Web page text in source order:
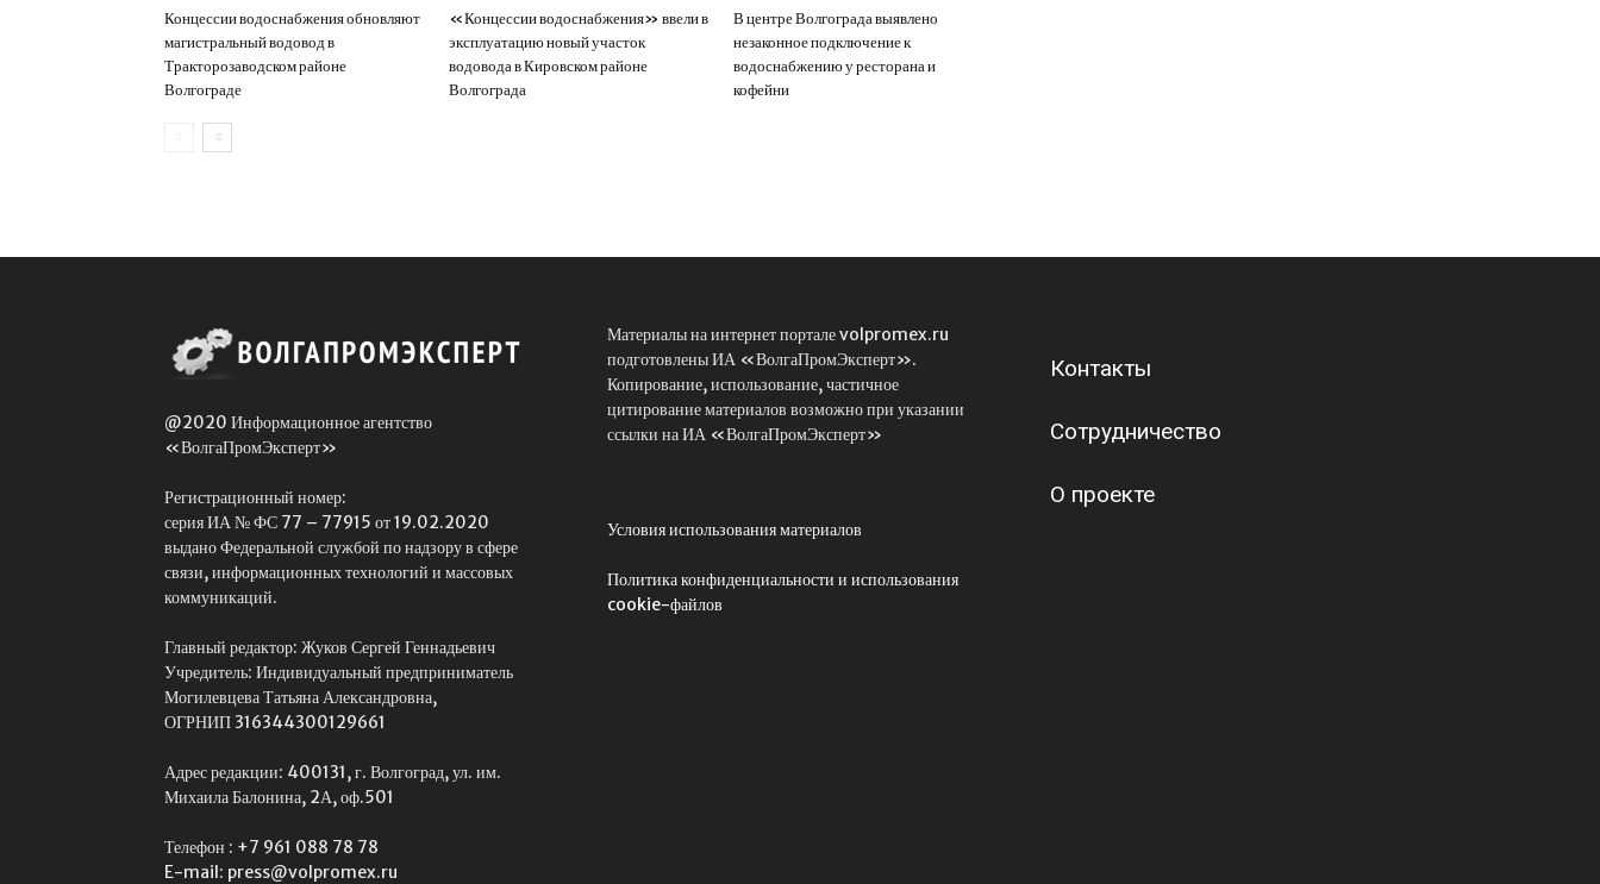
Концессии водоснабжения обновляют
магистральный водовод в
Тракторозаводском районе
Волгограде
«Концессии водоснабжения» ввели в
эксплуатацию новый участок
водовода в Кировском районе
Волгограда
В центре Волгограда выявлено
незаконное подключение к
водоснабжению у ресторана и
кофейни
@2020 Информационное агентство
«ВолгаПромЭксперт»
Регистрационный номер:
серия ИА № ФС 77 – 77915 от 19.02.2020
выдано Федеральной службой по надзору в сфере
связи, информационных технологий и массовых
коммуникаций.
Главный редактор: Жуков Сергей Геннадьевич
Учредитель: Индивидуальный предприниматель
Могилевцева Татьяна Александровна,
ОГРНИП 316344300129661
Адрес редакции: 400131, г. Волгоград, ул. им.
Михаила Балонина, 2А, оф.501
Телефон : +7 961 088 78 78
E-mail: press@volpromex.ru
Материалы на интернет портале volpromex.ru
подготовлены ИА «ВолгаПромЭксперт».
Копирование, использование, частичное
цитирование материалов возможно при указании
ссылки на ИА «ВолгаПромЭксперт»
Условия использования материалов
Политика конфиденциальности и использования
cookie-файлов
Контакты
Сотрудничество
О проекте